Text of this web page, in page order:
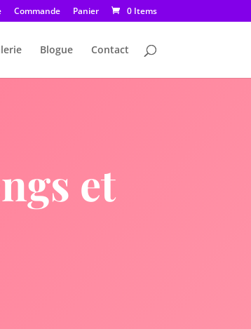
Commande Panier 0 Items
Blogue Contact
et